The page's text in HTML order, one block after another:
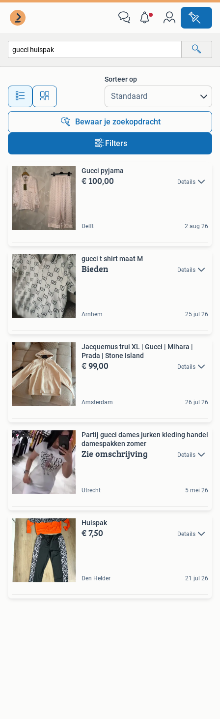
Alle afstanden…
Sorteer op
Bewaar je zoekopdracht
Filters
Gucci pyjama
€ 100,00 Details
Delft 2 aug 26
gucci t shirt maat M
Bieden Details
Arnhem 25 jul 26
Jacquemus trui XL | Gucci | Mihara |
Prada | Stone Island
€ 99,00 Details
Amsterdam 26 jul 26
Partij gucci dames jurken kleding handel
damespakken zomer
Zie omschrijving Details
Utrecht 5 mei 26
Huispak
€ 7,50 Details
Den Helder 21 jul 26